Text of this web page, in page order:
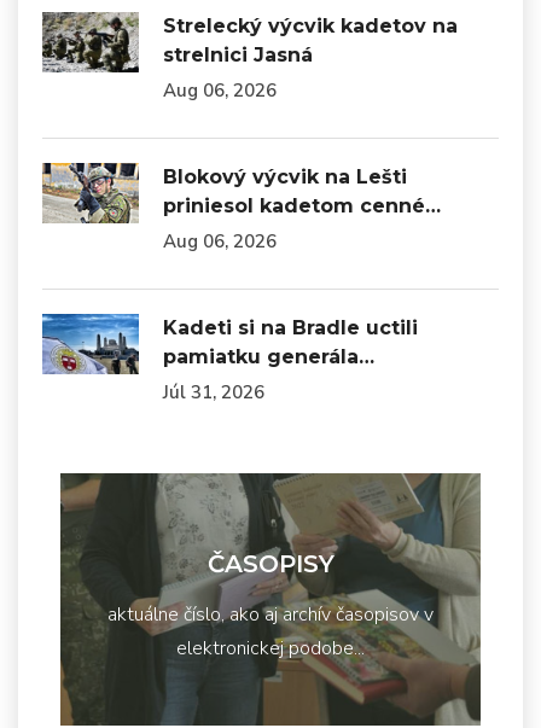
Strelecký výcvik kadetov na
strelnici Jasná
Aug 06, 2026
Blokový výcvik na Lešti
priniesol kadetom cenné…
Aug 06, 2026
Kadeti si na Bradle uctili
pamiatku generála…
Júl 31, 2026
ČASOPISY
aktuálne číslo, ako aj archív časopisov v
elektronickej podobe...